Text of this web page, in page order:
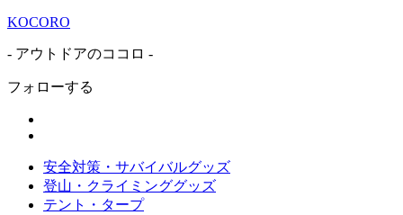
KOCORO
- アウトドアのココロ -
フォローする
安全対策・サバイバルグッズ
登山・クライミンググッズ
テント・タープ